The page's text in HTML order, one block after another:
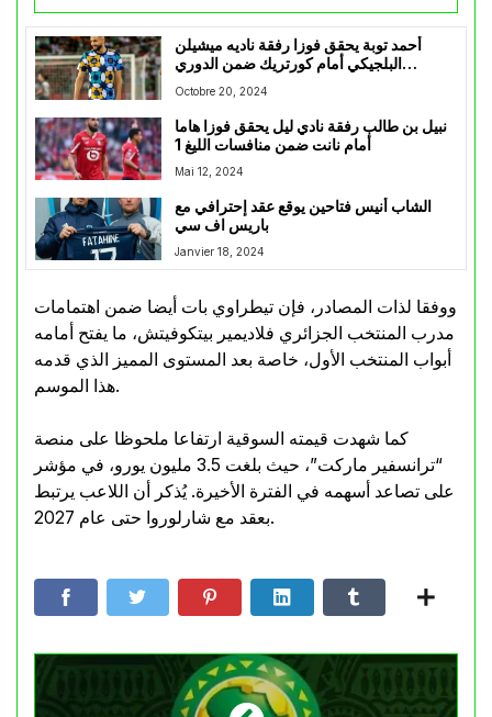
أحمد توبة يحقق فوزا رفقة ناديه ميشيلن
البلجيكي أمام كورتريك ضمن الدوري
البلجيكي
Octobre 20, 2024
نبيل بن طالب رفقة نادي ليل يحقق فوزا هاما
أمام نانت ضمن منافسات الليغ 1
Mai 12, 2024
الشاب أنيس فتاحين يوقع عقد إحترافي مع
باريس اف سي
Janvier 18, 2024
ووفقا لذات المصادر، فإن تيطراوي بات أيضا ضمن اهتمامات
مدرب المنتخب الجزائري فلاديمير بيتكوفيتش، ما يفتح أمامه
أبواب المنتخب الأول، خاصة بعد المستوى المميز الذي قدمه
هذا الموسم.
كما شهدت قيمته السوقية ارتفاعا ملحوظا على منصة
“ترانسفير ماركت”، حيث بلغت 3.5 مليون يورو، في مؤشر
على تصاعد أسهمه في الفترة الأخيرة. يُذكر أن اللاعب يرتبط
بعقد مع شارلوروا حتى عام 2027.